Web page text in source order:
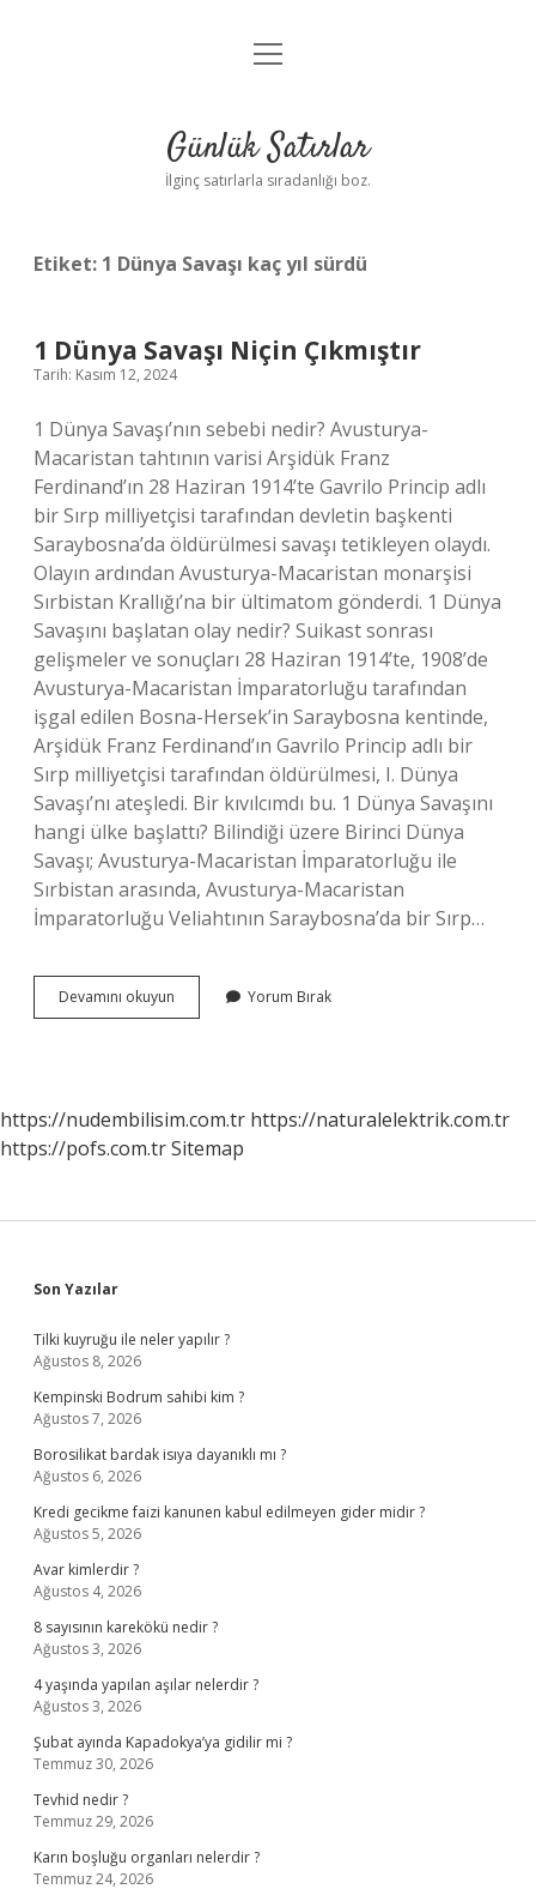
Anasayfa
Yasal Uyarı
menüyü
Günlük Satırlar
İlginç satırlarla sıradanlığı boz.
Etiket: 1 Dünya Savaşı kaç yıl sürdü
1 Dünya Savaşı Niçin Çıkmıştır
Tarih: Kasım 12, 2024
1 Dünya Savaşı’nın sebebi nedir? Avusturya-
Macaristan tahtının varisi Arşidük Franz
Ferdinand’ın 28 Haziran 1914’te Gavrilo Princip adlı
bir Sırp milliyetçisi tarafından devletin başkenti
Saraybosna’da öldürülmesi savaşı tetikleyen olaydı.
Olayın ardından Avusturya-Macaristan monarşisi
Sırbistan Krallığı’na bir ültimatom gönderdi. 1 Dünya
Savaşını başlatan olay nedir? Suikast sonrası
gelişmeler ve sonuçları 28 Haziran 1914’te, 1908’de
Avusturya-Macaristan İmparatorluğu tarafından
işgal edilen Bosna-Hersek’in Saraybosna kentinde,
Arşidük Franz Ferdinand’ın Gavrilo Princip adlı bir
Sırp milliyetçisi tarafından öldürülmesi, I. Dünya
Savaşı’nı ateşledi. Bir kıvılcımdı bu. 1 Dünya Savaşını
hangi ülke başlattı? Bilindiği üzere Birinci Dünya
Savaşı; Avusturya-Macaristan İmparatorluğu ile
Sırbistan arasında, Avusturya-Macaristan
İmparatorluğu Veliahtının Saraybosna’da bir Sırp…
Devamını okuyun
Dünya
Yorum Bırak
https://nudembilisim.com.tr https://naturalelektrik.com.tr
https://pofs.com.trSitemap
Sidebar
Son Yazılar
Tilki kuyruğu ile neler yapılır ?
Ağustos 8, 2026
Kempinski Bodrum sahibi kim ?
Ağustos 7, 2026
Borosilikat bardak isıya dayanıklı mı ?
Ağustos 6, 2026
Kredi gecikme faizi kanunen kabul edilmeyen gider midir ?
Ağustos 5, 2026
Avar kimlerdir ?
Ağustos 4, 2026
8 sayısının karekökü nedir ?
Ağustos 3, 2026
4 yaşında yapılan aşılar nelerdir ?
Ağustos 3, 2026
Şubat ayında Kapadokya’ya gidilir mi ?
Temmuz 30, 2026
Tevhid nedir ?
Temmuz 29, 2026
Karın boşluğu organları nelerdir ?
Temmuz 24, 2026